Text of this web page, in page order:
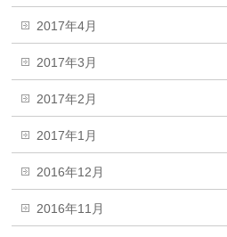
2017年4月
2017年3月
2017年2月
2017年1月
2016年12月
2016年11月